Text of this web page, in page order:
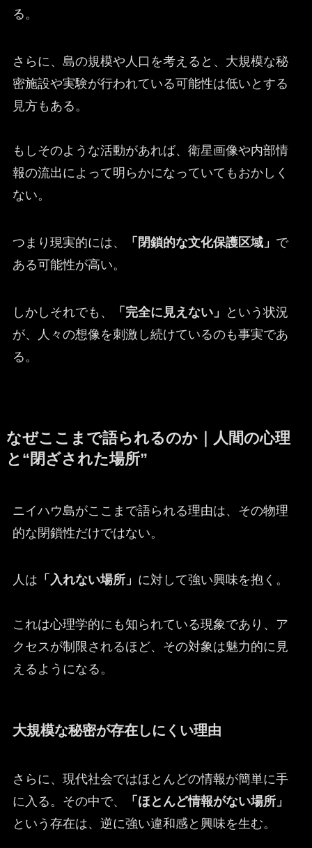
る。
さらに、島の規模や人口を考えると、大規模な秘
密施設や実験が行われている可能性は低いとする
見方もある。
もしそのような活動があれば、衛星画像や内部情
報の流出によって明らかになっていてもおかしく
ない。
つまり現実的には、 「閉鎖的な文化保護区域」 で
ある可能性が高い。
しかしそれでも、 「完全に見えない」
という状況
が、人々の想像を刺激し続けているのも事実であ
る。
なぜここまで語られるのか｜人間の心理
と“閉ざされた場所”
ニイハウ島がここまで語られる理由は、その物理
的な閉鎖性だけではない。
人は 「入れない場所」 に対して強い興味を抱く。
これは心理学的にも知られている現象であり、ア
クセスが制限されるほど、その対象は魅力的に見
えるようになる。
大規模な秘密が存在しにくい理由
さらに、現代社会ではほとんどの情報が簡単に手
に入る。その中で、
「ほとんど情報がない場所」
という存在は、逆に強い違和感と興味を生む。